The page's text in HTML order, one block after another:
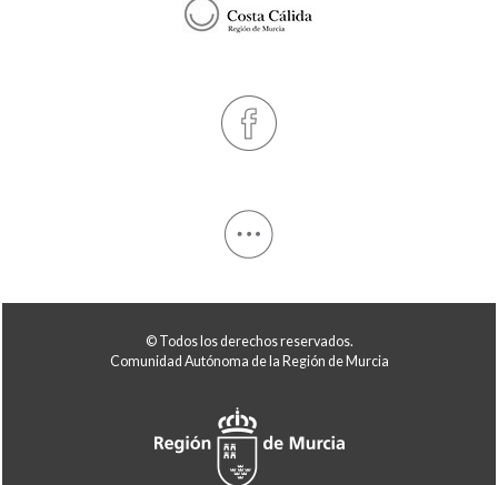
© Todos los derechos reservados.
Comunidad Autónoma de la Región de Murcia